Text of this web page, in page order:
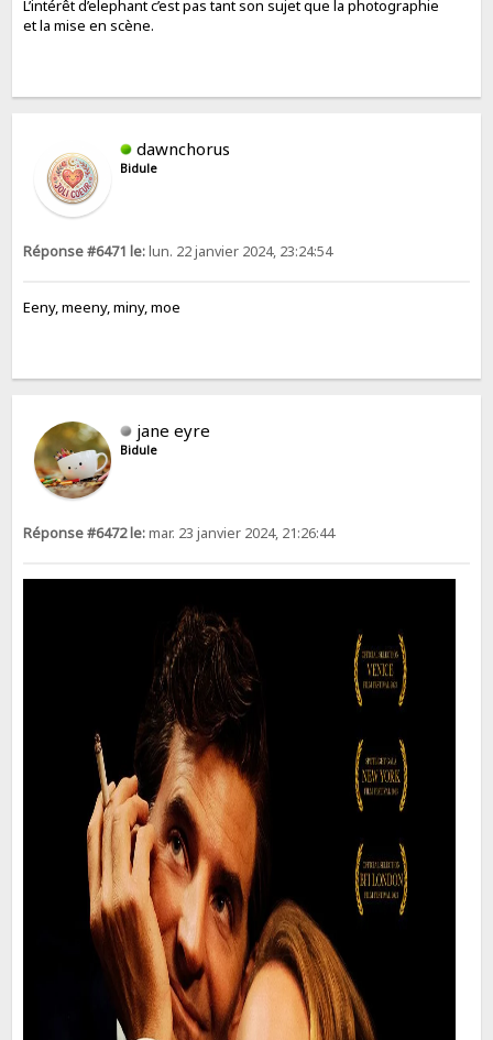
L’intérêt d’elephant c’est pas tant son sujet que la photographie
et la mise en scène.
dawnchorus
Bidule
Réponse #6471 le:lun. 22 janvier 2024, 23:24:54
Eeny, meeny, miny, moe
jane eyre
Bidule
Réponse #6472 le:mar. 23 janvier 2024, 21:26:44